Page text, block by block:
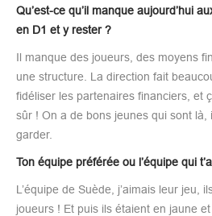
Qu’est-ce qu’il manque aujourd’hui
en D1 et y rester ?
Il manque des joueurs, des moyens
une structure. La direction fait
fidéliser les partenaires financiers, et
sûr ! On a de bons jeunes qui sont
garder.
Ton équipe préférée ou l’équipe qui
L’équipe de Suède, j’aimais leur jeu,
joueurs ! Et puis ils étaient en jaune